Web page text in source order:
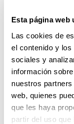
Esta página web
Las cookies de
el contenido y
sociales y
información
nuestros
web, quienes
que les haya
partir del uso
7
Les